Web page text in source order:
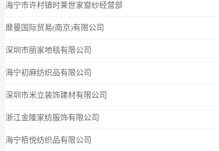
海宁市许村镇时莱世家窗纱经营部
靡曼国际贸易(南京)有限公司
深圳市丽家地毯有限公司
海宁初麻纺织品有限公司
深圳市米立装饰建材有限公司
浙江金隆家纺服饰有限公司
海宁栢悦纺织品有限公司